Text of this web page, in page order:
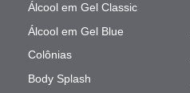
Álcool em Gel Classic
Álcool em Gel Blue
Colônias
Body Splash